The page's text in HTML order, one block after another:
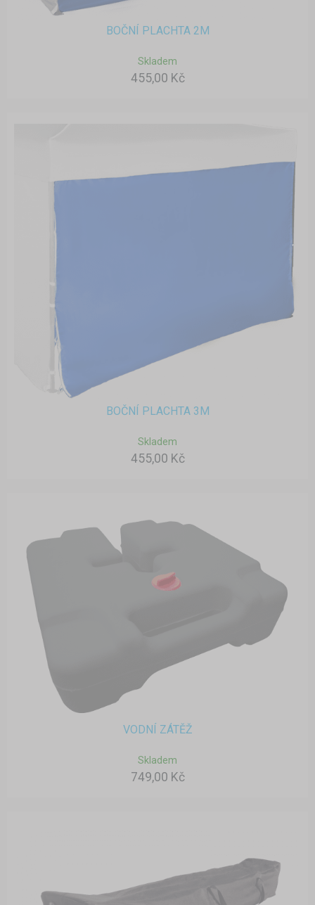
BOČNÍ PLACHTA 2M
Skladem
455,00 Kč
BOČNÍ PLACHTA 3M
Skladem
455,00 Kč
VODNÍ ZÁTĚŽ
Skladem
749,00 Kč